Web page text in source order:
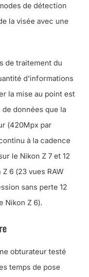
de détection
la visée avec une
de traitement du
d’informations
la mise au point est
données que la
(420Mpx par
à la cadence
le Nikon Z 7 et 12
Z 6 (23 vues RAW
sans perte 12
Nikon Z 6).
obturateur testé
temps de pose